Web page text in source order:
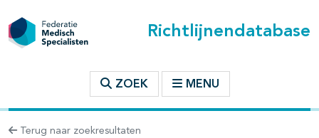
Richtlijnendatabase
ZOEK MENU
Terug naar zoekresultaten
binnen deze richtlijn